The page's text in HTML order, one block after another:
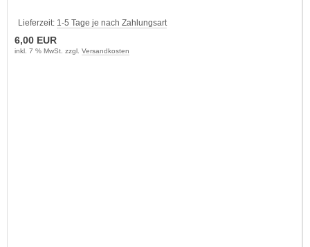
Lieferzeit: 1-5 Tage je nach Zahlungsart
6,00 EUR
inkl. 7 % MwSt. zzgl. Versandkosten